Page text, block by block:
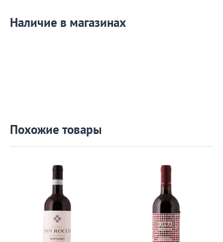
Наличие в магазинах
Похожие товары